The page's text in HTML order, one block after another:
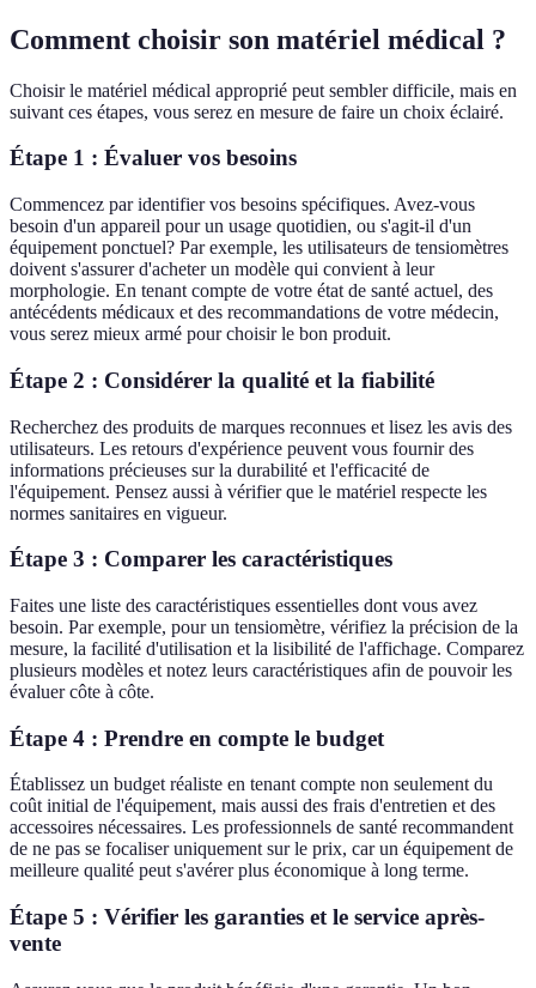
Comment choisir son matériel médical ?
Choisir le matériel médical approprié peut sembler difficile, mais en
suivant ces étapes, vous serez en mesure de faire un choix éclairé.
Étape 1 : Évaluer vos besoins
Commencez par identifier vos besoins spécifiques. Avez-vous
besoin d'un appareil pour un usage quotidien, ou s'agit-il d'un
équipement ponctuel? Par exemple, les utilisateurs de tensiomètres
doivent s'assurer d'acheter un modèle qui convient à leur
morphologie. En tenant compte de votre état de santé actuel, des
antécédents médicaux et des recommandations de votre médecin,
vous serez mieux armé pour choisir le bon produit.
Étape 2 : Considérer la qualité et la fiabilité
Recherchez des produits de marques reconnues et lisez les avis des
utilisateurs. Les retours d'expérience peuvent vous fournir des
informations précieuses sur la durabilité et l'efficacité de
l'équipement. Pensez aussi à vérifier que le matériel respecte les
normes sanitaires en vigueur.
Étape 3 : Comparer les caractéristiques
Faites une liste des caractéristiques essentielles dont vous avez
besoin. Par exemple, pour un tensiomètre, vérifiez la précision de la
mesure, la facilité d'utilisation et la lisibilité de l'affichage. Comparez
plusieurs modèles et notez leurs caractéristiques afin de pouvoir les
évaluer côte à côte.
Étape 4 : Prendre en compte le budget
Établissez un budget réaliste en tenant compte non seulement du
coût initial de l'équipement, mais aussi des frais d'entretien et des
accessoires nécessaires. Les professionnels de santé recommandent
de ne pas se focaliser uniquement sur le prix, car un équipement de
meilleure qualité peut s'avérer plus économique à long terme.
Étape 5 : Vérifier les garanties et le service après-
vente